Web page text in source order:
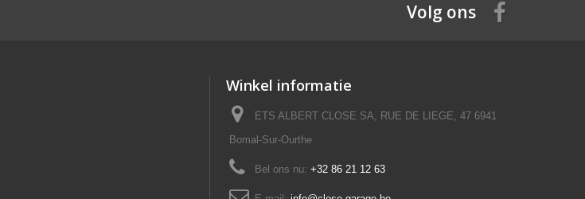
Volg ons
Winkel informatie
ETS ALBERT CLOSE SA, RUE DE LIEGE, 47 6941
Bomal-Sur-Ourthe
Bel ons nu: +32 86 21 12 63